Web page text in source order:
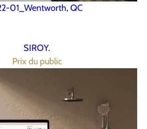
01_Wentworth, QC
SIROY.
Prix du public